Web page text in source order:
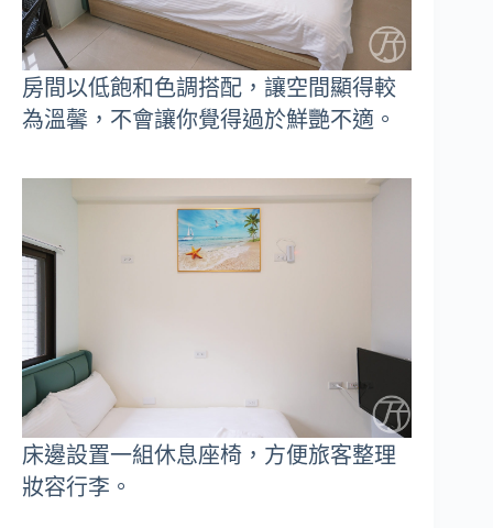
房間以低飽和色調搭配，讓空間顯得較
為溫馨，不會讓你覺得過於鮮艷不適。
床邊設置一組休息座椅，方便旅客整理
妝容行李。